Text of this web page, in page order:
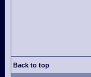
Back to top